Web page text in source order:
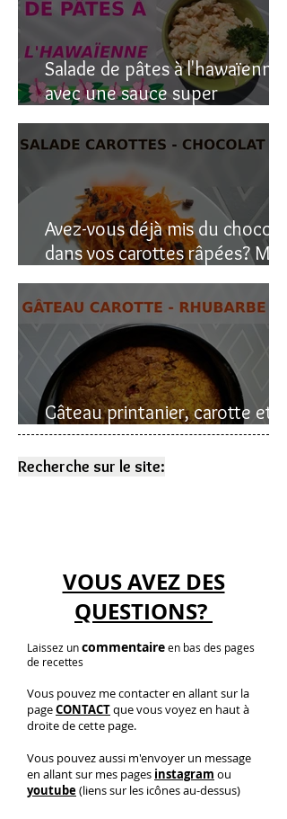
Salade de pâtes à l'hawaïenne
avec une sauce super
crémeuse
Avez-vous déjà mis du chocolat
dans vos carottes râpées? Moi
oui, et c’est étonnant
Gâteau printanier, carotte et
rhubarbe
Recherche sur le site:
VOUS AVEZ DES
QUESTIONS?
Laissez uncommentaireen bas des pages
de recettes
Vous pouvez me contacter en allant sur la
pageCONTACTque vous voyez en haut à
droite de cette page.
Vous pouvez aussi m'envoyer un message
en allant sur mes pages instagram ou
youtube(liens sur les icônes au-dessus)